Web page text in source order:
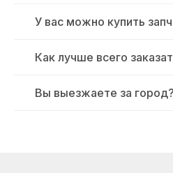
У вас можно купить
Как лучше всего
Вы выезжаете за город?